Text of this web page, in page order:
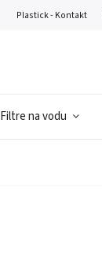
Plastick - Kontakt
Filtre na vodu